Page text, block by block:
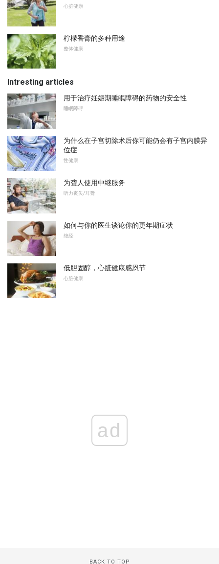
心脏健康
柠檬香膏的多种用途
整体健康
Intresting articles
用于治疗妊娠期睡眠障碍的药物的安全性
睡眠障碍
为什么在子宫切除术后你可能仍会有子宫内膜异
位症
性健康
为聋人使用中继服务
听力丧失/耳聋
如何与你的医生谈论你的更年期症状
绝经
低胆固醇，心脏健康感恩节
心脏健康
ad
BACK TO TOP